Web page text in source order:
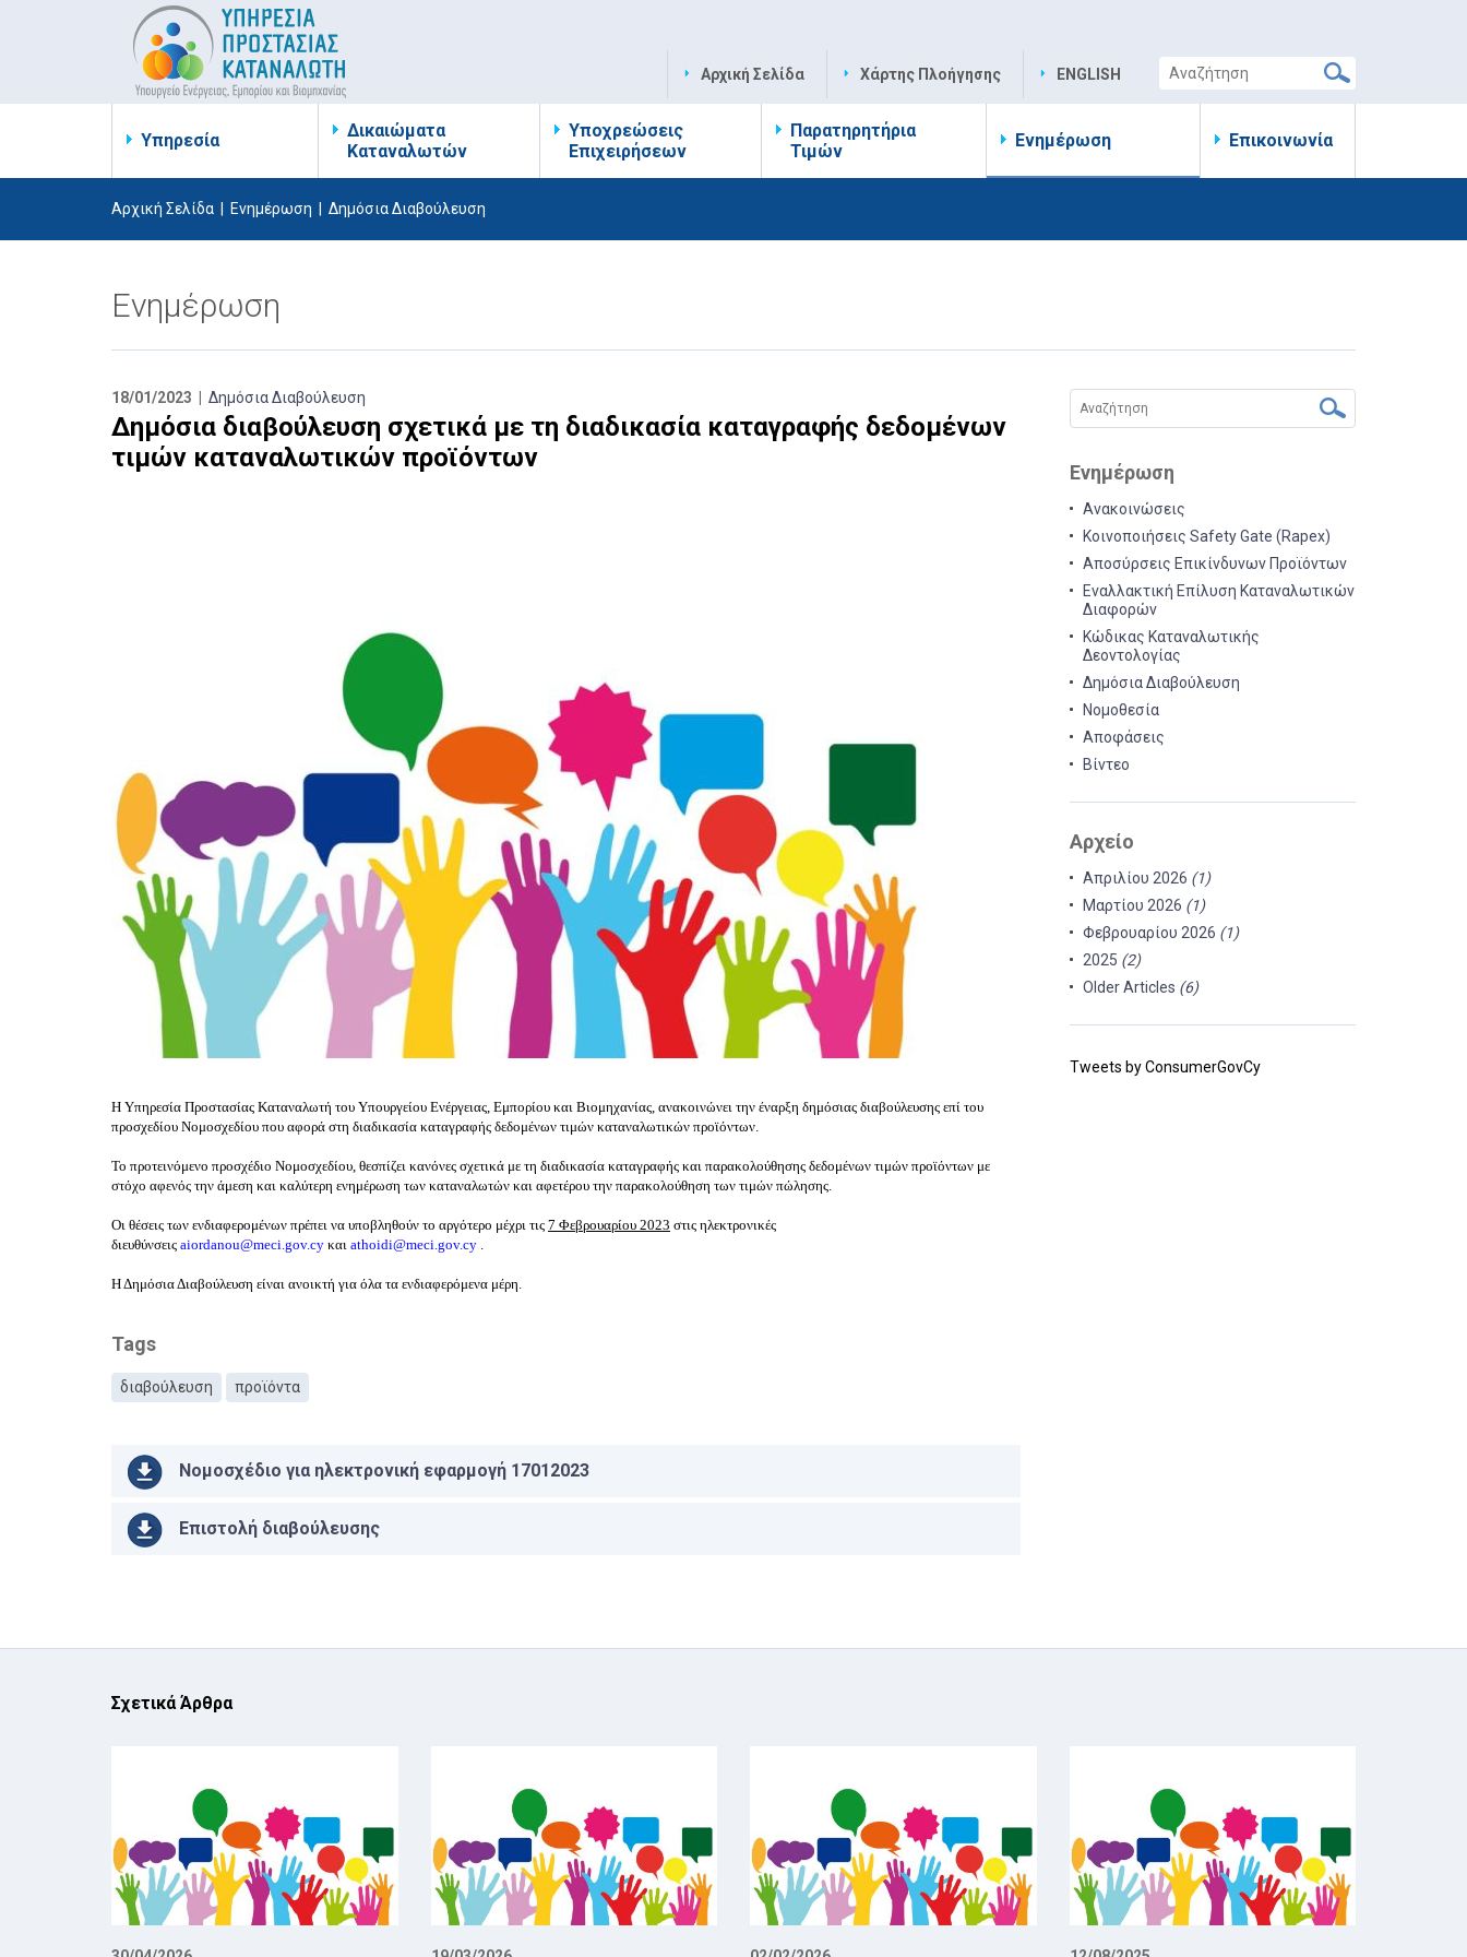
Αρχική Σελίδα Χάρτης Πλοήγησης ENGLISH
Υπηρεσία
Δικαιώματα
Καταναλωτών
Υποχρεώσεις
Επιχειρήσεων
Παρατηρητήρια
Τιμών
Ενημέρωση Επικοινωνία
Αρχική Σελίδα Ενημέρωση Δημόσια Διαβούλευση
Ενημέρωση
18/01/2023 | Δημόσια Διαβούλευση
Δημόσια διαβούλευση σχετικά με τη διαδικασία καταγραφής δεδομένων
τιμών καταναλωτικών προϊόντων
Η Υπηρεσία Προστασίας Καταναλωτή του Υπουργείου Ενέργειας, Εμπορίου και Βιομηχανίας, ανακοινώνει την έναρξη δημόσιας διαβούλευσης επί του
προσχεδίου Νομοσχεδίου που αφορά στη διαδικασία καταγραφής δεδομένων τιμών καταναλωτικών προϊόντων.
Το προτεινόμενο προσχέδιο Νομοσχεδίου, θεσπίζει κανόνες σχετικά με τη διαδικασία καταγραφής και παρακολούθησης δεδομένων τιμών προϊόντων με
στόχο αφενός την άμεση και καλύτερη ενημέρωση των καταναλωτών και αφετέρου την παρακολούθηση των τιμών πώλησης.
Οι θέσεις των ενδιαφερομένων πρέπει να υποβληθούν το αργότερο μέχρι τις 7 Φεβρουαρίου 2023 στις ηλεκτρονικές
διευθύνσεις aiordanou@meci.gov.cy και athoidi@meci.gov.cy .
Η Δημόσια Διαβούλευση είναι ανοικτή για όλα τα ενδιαφερόμενα μέρη.
Tags
διαβούλευση προϊόντα
Νομοσχέδιο για ηλεκτρονική εφαρμογή 17012023
Επιστολή διαβούλευσης
Ενημέρωση
Ανακοινώσεις
Κοινοποιήσεις Safety Gate (Rapex)
Αποσύρσεις Επικίνδυνων Προϊόντων
Εναλλακτική Επίλυση Καταναλωτικών
Διαφορών
Κώδικας Καταναλωτικής
Δεοντολογίας
Δημόσια Διαβούλευση
Νομοθεσία
Αποφάσεις
Βίντεο
Αρχείο
Απριλίου 2026 (1)
Μαρτίου 2026 (1)
Φεβρουαρίου 2026 (1)
2025 (2)
Older Articles (6)
Tweets by ConsumerGovCy
Σχετικά Άρθρα